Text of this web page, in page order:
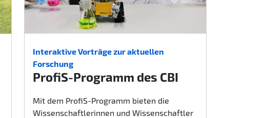
Interaktive Vorträge zur aktuellen
Forschung
ProfiS-Programm des CBI
Mit dem ProfiS-Programm bieten die
Wissenschaftlerinnen und Wissenschaftler